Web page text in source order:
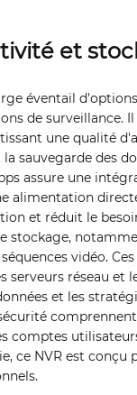
et
éventail
de surveillance.
une qualité
sauvegarde des
assure une
alimentation
et réduit le
vidéo.
réseau et
et les
comptes
ce NVR est